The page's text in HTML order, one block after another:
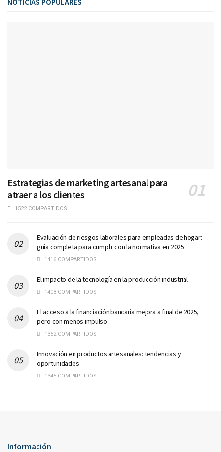
Estrategias de marketing artesanal para
atraer a los clientes
1522 COMPARTIDOS
Evaluación de riesgos laborales para empleadas de hogar:
guía completa para cumplir con la normativa en 2025
1416 COMPARTIDOS
El impacto de la tecnología en la producción industrial
1408 COMPARTIDOS
El acceso a la financiación bancaria mejora a final de 2025,
pero con menos impulso
1352 COMPARTIDOS
Innovación en productos artesanales: tendencias y
oportunidades
1345 COMPARTIDOS
Información